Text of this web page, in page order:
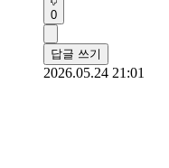
0
답글 쓰기
2026.05.24 21:01